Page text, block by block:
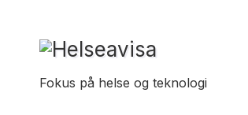
Fokus på helse og teknologi